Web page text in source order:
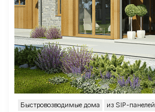
Быстровозводимые дома из SIP-панелей